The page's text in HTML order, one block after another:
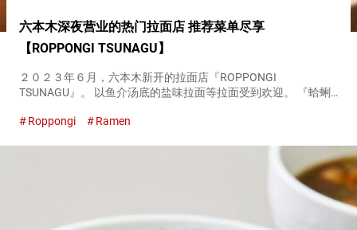
六本木深夜营业的热门拉面店 推荐菜单尽享
【ROPPONGI TSUNAGU】
２０２３年６月，六本木新开的拉面店『ROPPONGI
TSUNAGU』。 以鱼介汤底的盐味拉面等拉面受到欢迎。 『蛤蜊
(double shellfish) ）...
Roppongi Ramen